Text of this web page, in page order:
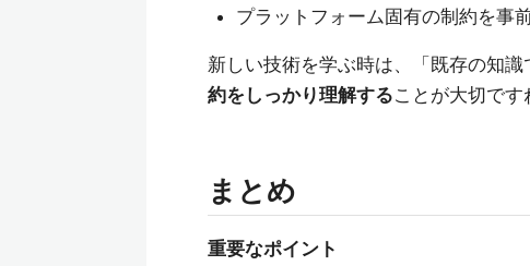
プラットフォーム固有の制約を事
新しい技術を学ぶ時は、「既存の知識
約をしっかり理解することが大切です
まとめ
重要なポイント